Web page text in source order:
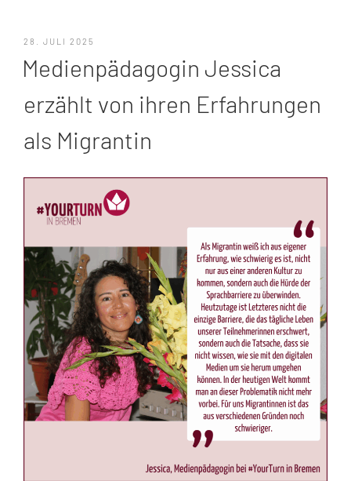
VERÖFFENTLICHT
28. JULI 2025
Medienpädagogin Jessica
erzählt von ihren Erfahrungen
als Migrantin